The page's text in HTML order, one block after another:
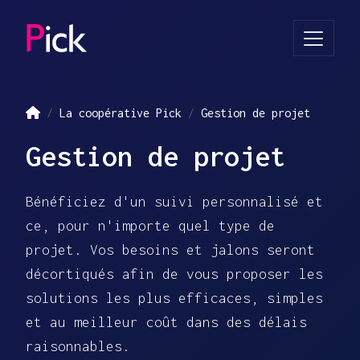
La coopérative Pick Gestion de projet
Gestion de projet
Bénéficiez d'un suivi personnalisé et
ce, pour n'importe quel type de
projet. Vos besoins et jalons seront
décortiqués afin de vous proposer les
solutions les plus efficaces, simples
et au meilleur coût dans des délais
raisonnables.